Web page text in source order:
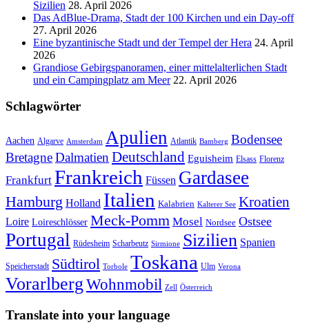
Sizilien 28. April 2026
Das AdBlue-Drama, Stadt der 100 Kirchen und ein Day-off
27. April 2026
Eine byzantinische Stadt und der Tempel der Hera 24. April
2026
Grandiose Gebirgspanoramen, einer mittelalterlichen Stadt
und ein Campingplatz am Meer 22. April 2026
Schlagwörter
Aachen Algarve Amsterdam Apulien Atlantik Bamberg Bodensee
BretagneDalmatien Deutschland Eguisheim Elsass Florenz
Frankfurt Frankreich Füssen Gardasee
Hamburg Holland Italien Kalabrien Kalterer See Kroatien
Loire Loireschlösser Meck-Pomm Mosel Nordsee Ostsee
Portugal Rüdesheim Scharbeutz Sirmione Sizilien Spanien
Speicherstadt Südtirol Torbole Toskana Ulm Verona
VorarlbergWohnmobil Zell Österreich
Translate into your language